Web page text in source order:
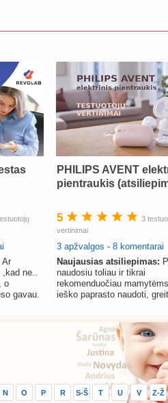
Ar
,kad ne..
o
gavau.
PHILIPS AVENT
pientraukis
5
3
vertinimai
3 apžvalgos - 8 komentarai
Naujausias atsiliepimas:
naudosiu toliau ir tikrai
rekomenduočiau
ieško paprasto naudoti,
N O P R S-Š T U V Z-Ž